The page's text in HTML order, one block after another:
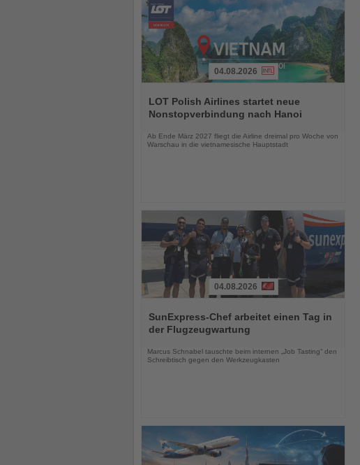
Sie
die
Nachrichten
04.08.2026
LOT Polish Airlines startet neue
Nonstopverbindung nach Hanoi
Ab Ende März 2027 fliegt die Airline dreimal pro Woche von
Warschau in die vietnamesische Hauptstadt
Sie
die
Nachrichten
04.08.2026
SunExpress-Chef arbeitet einen Tag in
der Flugzeugwartung
Marcus Schnabel tauschte beim internen „Job Tasting“ den
Schreibtisch gegen den Werkzeugkasten